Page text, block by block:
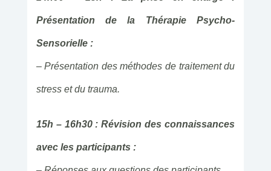
Présentation de la Thérapie Psycho-
Sensorielle :
– Présentation des méthodes de traitement du
stress et du trauma.
15h – 16h30 : Révision des connaissances
avec les participants :